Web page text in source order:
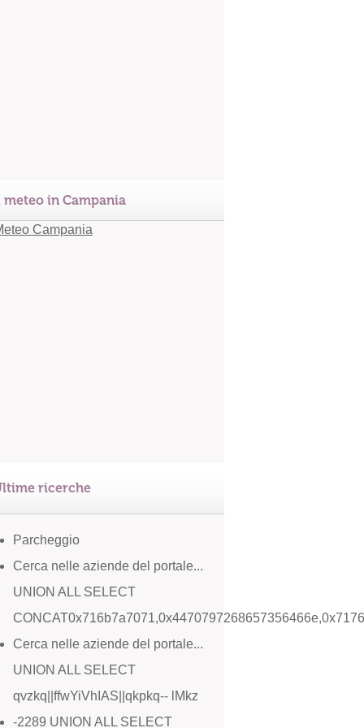
meteo in Campania
ricerche
Parcheggio
Cerca nelle aziende del portale...
UNION ALL SELECT
Cerca nelle aziende del portale...
UNION ALL SELECT
qvzkq||ffwYiVhIAS||qkpkq-- lMkz
-2289 UNION ALL SELECT